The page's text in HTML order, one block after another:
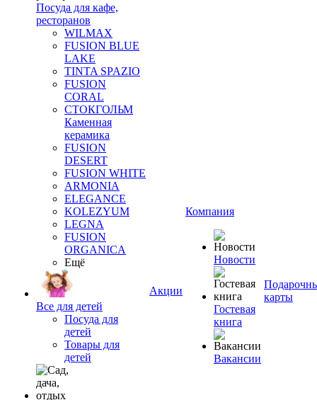
Посуда для кафе,
ресторанов
WILMAX
FUSION BLUE
LAKE
TINTA SPAZIO
FUSION
CORAL
СТОКГОЛЬМ
Каменная
керамика
FUSION
DESERT
FUSION WHITE
ARMONIA
ELEGANCE
KOLEZYUM
LEGNA
FUSION
ORGANICA
Ещё
Все для детей
Посуда для
детей
Товары для
детей
Акции
Компания
Новости
Гостевая
книга
Вакансии
карты